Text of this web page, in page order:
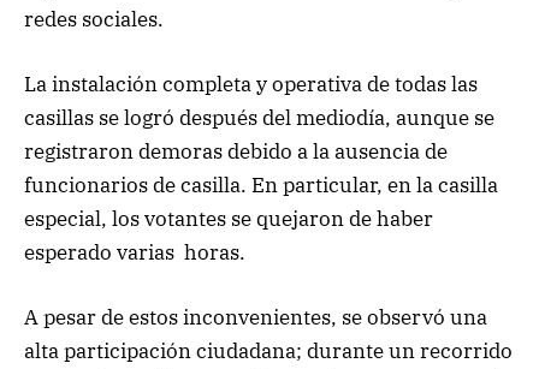
redes sociales.
La instalación completa y operativa de todas las
casillas se logró después del mediodía, aunque se
registraron demoras debido a la ausencia de
funcionarios de casilla. En particular, en la casilla
especial, los votantes se quejaron de haber
esperado varias horas.
A pesar de estos inconvenientes, se observó una
alta participación ciudadana; durante un recorrido